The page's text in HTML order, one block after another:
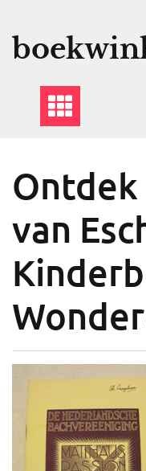
Ontdek
van